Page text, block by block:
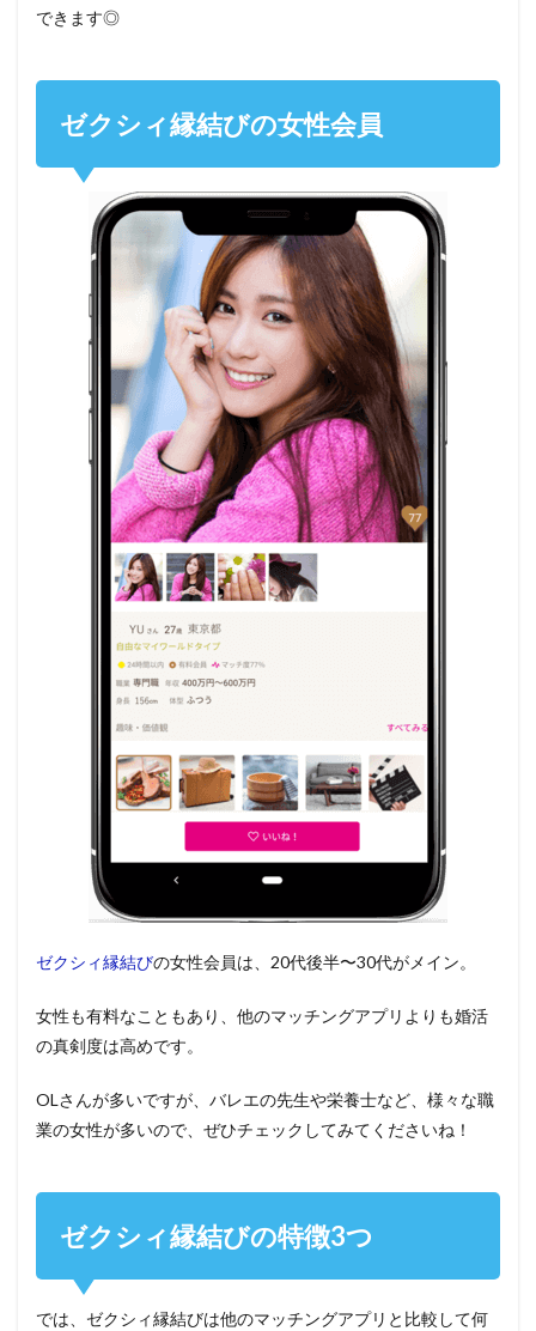
できます◎
ゼクシィ縁結びの女性会員
ゼクシィ縁結びの女性会員は、20代後半〜30代がメイン。
女性も有料なこともあり、他のマッチングアプリよりも婚活
の真剣度は高めです。
OLさんが多いですが、バレエの先生や栄養士など、様々な職
業の女性が多いので、ぜひチェックしてみてくださいね！
ゼクシィ縁結びの特徴3つ
では、ゼクシィ縁結びは他のマッチングアプリと比較して何